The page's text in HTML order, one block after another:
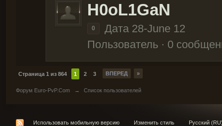
H0oL1GaN
0
Дата 28-June 12
Пользователь · 0
Страница 1 из 864 1 2 3 ВПЕРЕД »
Форум Euro-PvP.Com → Список пользователей
Использовать мобильную версию Изменить стиль Русский